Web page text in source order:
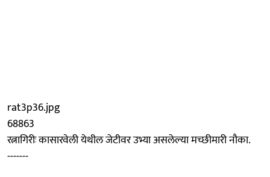
rat3p36.jpg
68863
रत्नागिरीः कासारवेली येथील जेटीवर उभ्या असलेल्या मच्छीमारी नौका.
-------